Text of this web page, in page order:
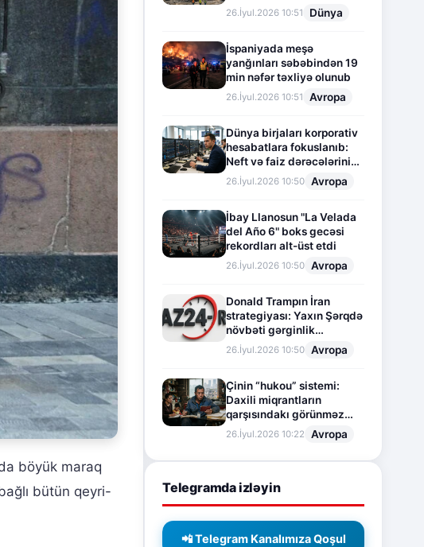
böyük maraq
bütün qeyri-
26.İyul.2026 10:51 Dünya
İspaniyada meşə
yanğınları səbəbindən 19
min nəfər təxliyə olunub
26.İyul.2026 10:51 Avropa
Dünya birjaları korporativ
hesabatlara fokuslanıb:
Neft və faiz dərəcələrinin
təsiri altında cari vəziyyət
26.İyul.2026 10:50 Avropa
İbay Llanosun "La Velada
del Año 6" boks gecəsi
rekordları alt-üst etdi
26.İyul.2026 10:50 Avropa
Donald Trampın İran
strategiyası: Yaxın Şərqdə
növbəti gərginlik
mərhələsi
26.İyul.2026 10:50 Avropa
Çinin “hukou” sistemi:
Daxili miqrantların
qarşısındakı görünməz
sədd
26.İyul.2026 10:22 Avropa
Telegramda izləyin
📲 Telegram Kanalımıza Qoşul